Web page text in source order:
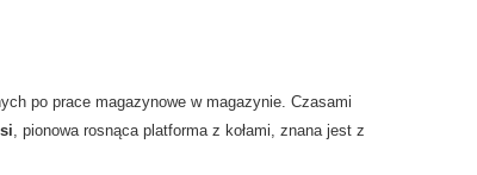
po prace magazynowe w magazynie. Czasami
, pionowa rosnąca platforma z kołami, znana jest z